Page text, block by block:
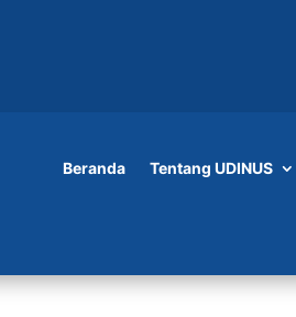
Beranda Tentang UDINUS